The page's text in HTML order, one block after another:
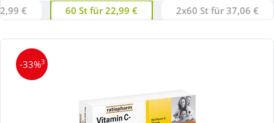
€ 60 St für 22,99 € 2x60 St für 37,06 €
-33%3